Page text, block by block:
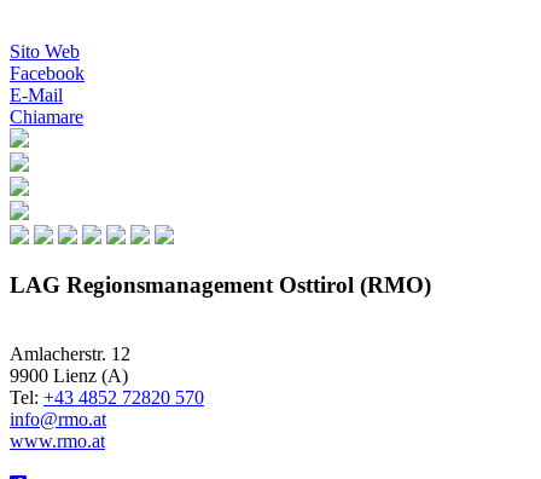
Sito Web
Facebook
E-Mail
Chiamare
LAG Regionsmanagement Osttirol (RMO)
Amlacherstr. 12
9900 Lienz (A)
Tel: +43 4852 72820 570
info@rmo.at
www.rmo.at